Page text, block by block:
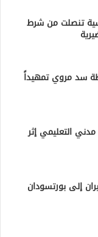
تنصلت من شرط
سد مروي تمهيداً
التعليمي إثر
إلى بورتسودان